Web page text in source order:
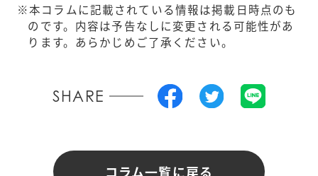
本コラムに記載されている情報は掲載日時点のも
のです。内容は予告なしに変更される可能性があ
ります。あらかじめご了承ください。
SHARE
コラム一覧に戻る